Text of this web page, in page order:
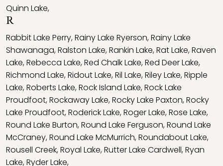
Quinn Lake,
R
Rabbit Lake Perry,Rainy Lake Ryerson,Rainy Lake
Shawanaga,Ralston Lake,Rankin Lake,Rat Lake,Raven
Lake,Rebecca Lake,Red Chalk Lake,Red Deer Lake,
Richmond Lake,Ridout Lake,Ril Lake,Riley Lake,Ripple
Lake,Roberts Lake,Rock Island Lake,Rock Lake
Proudfoot,Rockaway Lake,Rocky Lake Paxton,Rocky
Lake Proudfoot,Roderick Lake,Roger Lake,Rose Lake,
Round Lake Burton,Round Lake Ferguson,Round Lake
McCraney,Round Lake McMurrich,Roundabout Lake,
Rousell Creek,Royal Lake,Rutter Lake Cardwell,Ryan
Lake,Ryder Lake,